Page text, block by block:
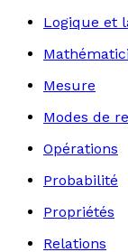
Logique et
Mesure
Modes de
Opérations
Probabilité
Propriétés
Relations